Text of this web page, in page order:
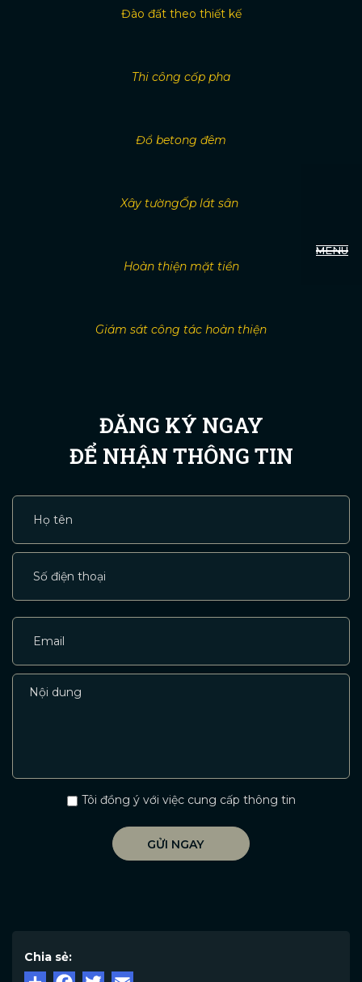
MENU
Đào đất theo thiết kế
Thi công cốp pha
Đổ betong đêm
Xây tườngỐp lát sân
Hoàn thiện mặt tiền
Giám sát công tác hoàn thiện
ĐĂNG KÝ NGAY
ĐỂ NHẬN THÔNG TIN
Tôi đồng ý với việc cung cấp thông tin
Chia sẻ: